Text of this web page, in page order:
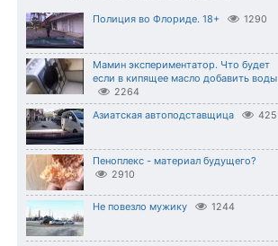
Полиция во Флориде. 18+ 1290
Мамин экспериментатор. Что будет
если в кипящее масло добавить воды
2264
Азиатская автоподставщица 425
Пеноплекс - материал будущего?
2910
Не повезло мужику 1244